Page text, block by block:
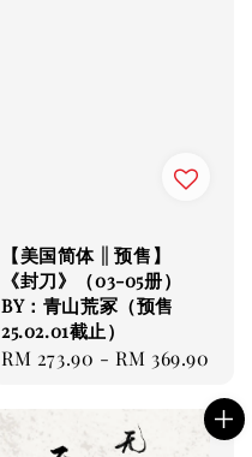
【美国简体 || 预售】
《封刀》（03-05册）
BY：青山荒冢（预售
25.02.01截止）
Regular
RM 273.90 -RM 369.90